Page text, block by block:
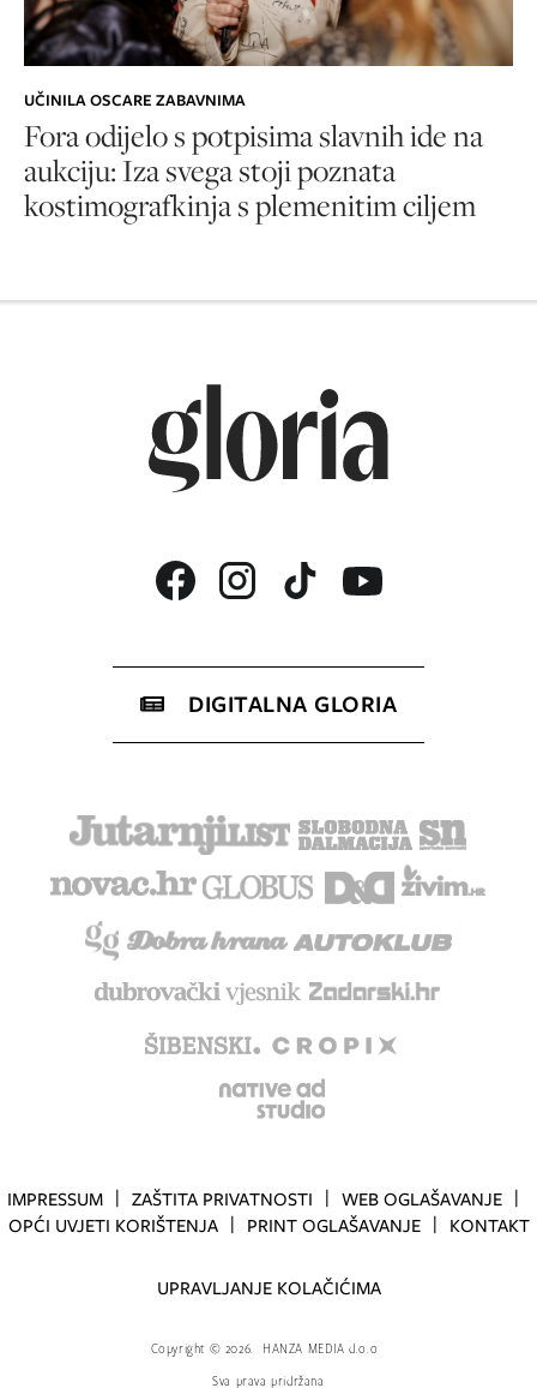
UČINILA OSCARE ZABAVNIMA
Fora odijelo s potpisima slavnih ide na
aukciju: Iza svega stoji poznata
kostimografkinja s plemenitim ciljem
DIGITALNA GLORIA
IMPRESSUM ZAŠTITA PRIVATNOSTI
WEB OGLAŠAVANJE
OPĆI UVJETI KORIŠTENJA
PRINT OGLAŠAVANJE KONTAKT
UPRAVLJANJE KOLAČIĆIMA
Copyright © 2026.
HANZA MEDIA d.o.o
Sva prava pridržana